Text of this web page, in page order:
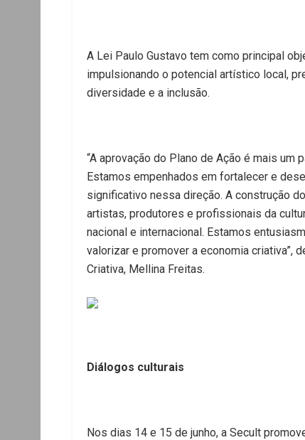
A Lei Paulo Gustavo tem como principal
impulsionando o potencial artístico local,
diversidade e a inclusão.
“A aprovação do Plano de Ação é mais um
Estamos empenhados em fortalecer e
significativo nessa direção. A construção
artistas, produtores e profissionais da
nacional e internacional. Estamos
valorizar e promover a economia criativa”,
Criativa, Mellina Freitas.
Diálogos culturais
Nos dias 14 e 15 de junho, a Secult